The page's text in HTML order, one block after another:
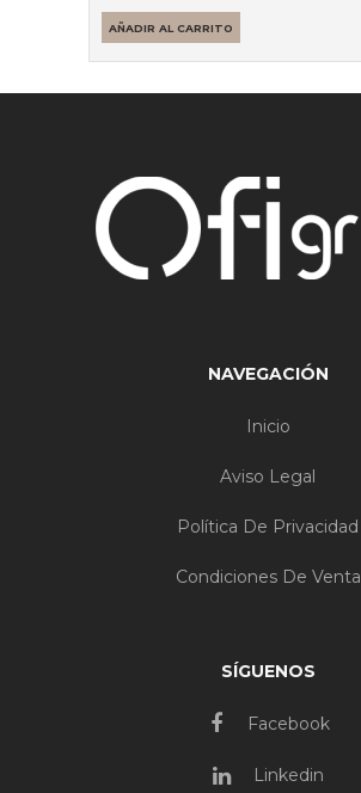
AÑADIR AL CARRITO
NAVEGACIÓN
Inicio
Aviso Legal
Política De Privacidad
Condiciones De Venta
SÍGUENOS
Facebook
Linkedin